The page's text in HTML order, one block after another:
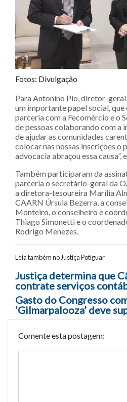
Fotos: Divulgação
Para Antonino Pio, diretor-
um importante papel social,
parceria com a Fecomércio e o
de pessoas colaborando com a
de ajudar as comunidades
colocar nas nossas inscrições o
advocacia abraçou essa causa”,
Também participaram da
parceria o secretário-geral da
a diretora-tesoureira Marília
CAARN Úrsula Bezerra, a
Monteiro, o conselheiro e
Thiago Simonetti e o
Rodrigo Menezes.
Leia também no Justiça Potiguar
Navegação
Justiça determina que
contrate serviços
Gasto do Congresso
‘Gilmarpalooza’ deve
Comente esta postagem: